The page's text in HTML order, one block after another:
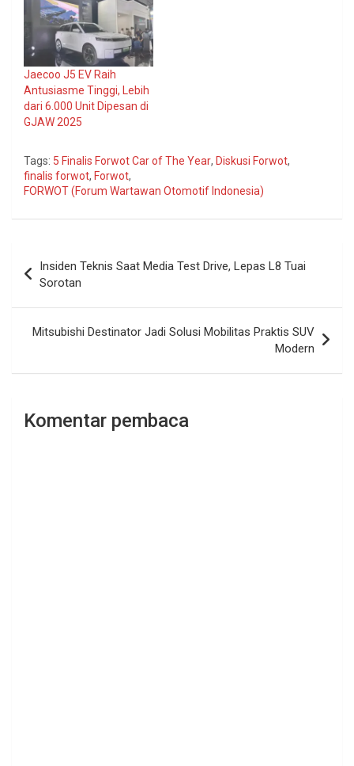
Jaecoo J5 EV Raih
Antusiasme Tinggi, Lebih
dari 6.000 Unit Dipesan di
GJAW 2025
Tags: 5 Finalis Forwot Car of The Year, Diskusi Forwot,
finalis forwot, Forwot,
FORWOT (Forum Wartawan Otomotif Indonesia)
pos
Insiden Teknis Saat Media Test Drive, Lepas L8 Tuai
Sorotan
Mitsubishi Destinator Jadi Solusi Mobilitas Praktis SUV
Modern
Komentar pembaca